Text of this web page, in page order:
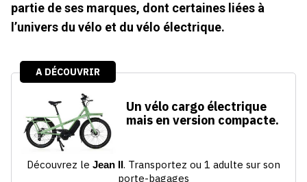
partie de ses marques, dont certaines liées à
l’univers du vélo et du vélo électrique.